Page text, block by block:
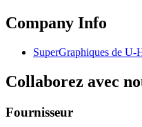
Company Info
SuperGraphiques de U-
Collaborez avec
Fournisseur